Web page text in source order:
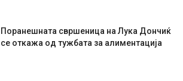
Поранешната свршеница на Лука Дончиќ
се откажа од тужбата за алиментација